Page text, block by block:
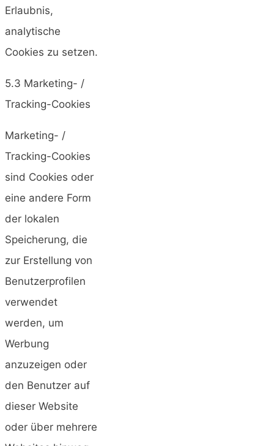
Erlaubnis,
analytische
Cookies zu setzen.
5.3 Marketing- /
Tracking-Cookies
Marketing- /
Tracking-Cookies
sind Cookies oder
eine andere Form
der lokalen
Speicherung, die
zur Erstellung von
Benutzerprofilen
verwendet
werden, um
Werbung
anzuzeigen oder
den Benutzer auf
dieser Website
oder über mehrere